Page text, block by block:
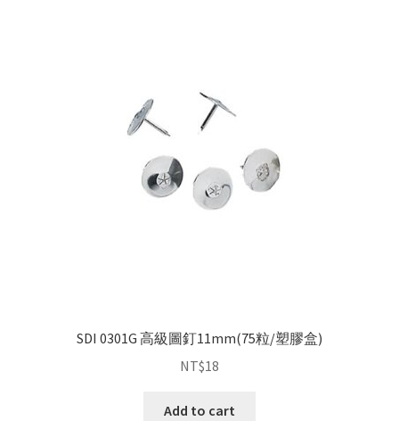
SDI 0301G 高級圖釘11mm(75粒/塑膠盒)
NT$18
Add to cart